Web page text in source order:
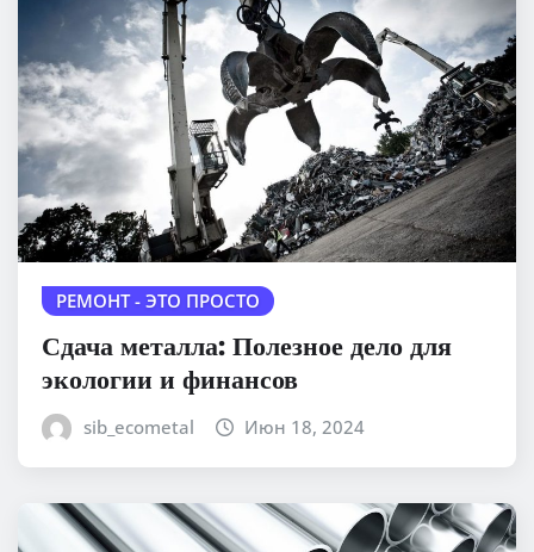
РЕМОНТ - ЭТО ПРОСТО
Сдача металла: Полезное дело для
экологии и финансов
sib_ecometal Июн 18, 2024